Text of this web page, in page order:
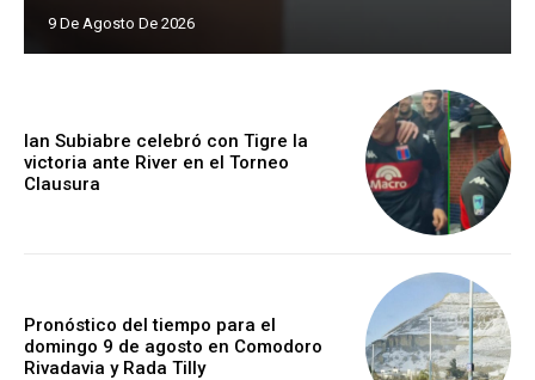
9 De Agosto De 2026
Ian Subiabre celebró con Tigre la
victoria ante River en el Torneo
Clausura
Pronóstico del tiempo para el
domingo 9 de agosto en Comodoro
Rivadavia y Rada Tilly